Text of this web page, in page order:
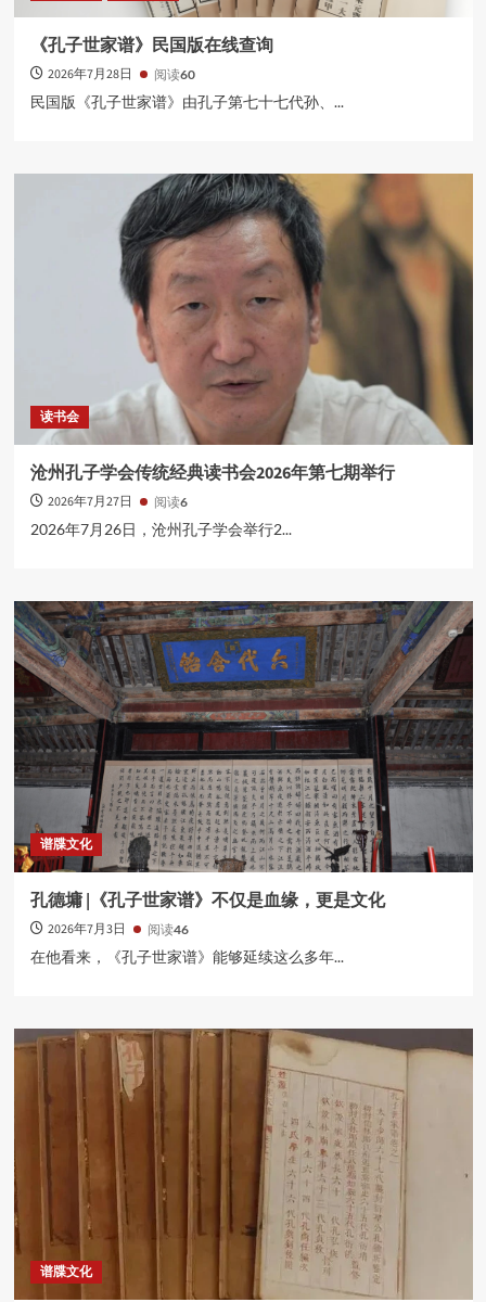
沧州孔子学会“杏坛薪火”进校园活动在沧州师范
学院举行
1
杏坛薪火
杏坛薪火
沧州医专师资培训班开幕 孔繁义阐释医学人文真
谛
杏坛薪火
于经典中探寻教育真谛
杏坛薪火
县政协
5
沧州孔子学会“杏坛薪火”进校园活动在沧州师范
学院举行
《孔子世家谱》民国版在线查询
2026年7月28日 阅读60
民国版《孔子世家谱》由孔子第七十七代孙、...
读书会
沧州孔子学会传统经典读书会2026年第七期举行
2026年7月27日 阅读6
2026年7月26日，沧州孔子学会举行2...
谱牒文化
孔德墉 |《孔子世家谱》不仅是血缘，更是文化
2026年7月3日 阅读46
在他看来，《孔子世家谱》能够延续这么多年...
谱牒文化